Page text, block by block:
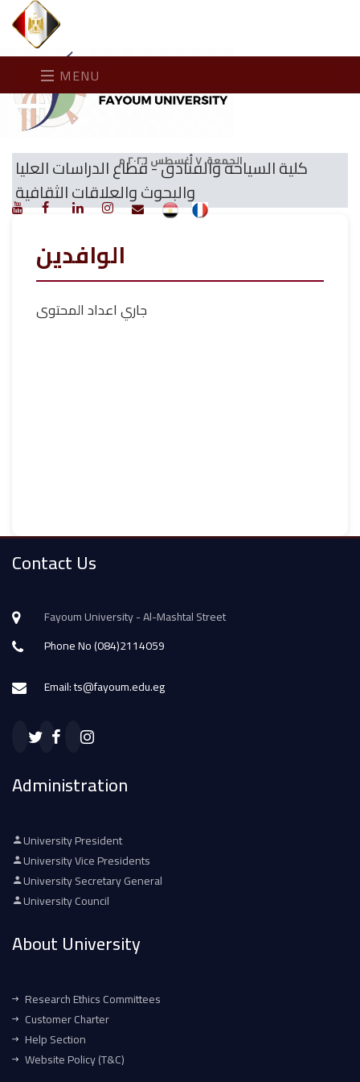
الجمعة، ٧ أغسطس ٢٠٢٦ م
MENU
كلية السياحة والفنادق - قطاع الدراسات العليا
والبحوث والعلاقات الثقافية
الوافدين
جاري اعداد المحتوى
Contact Us
Fayoum University - Al-Mashtal Street
Phone No (084)2114059
Email: ts@fayoum.edu.eg
Administration
University President
University Vice Presidents
University Secretary General
University Council
About University
Research Ethics Committees
Customer Charter
Help Section
Website Policy (T&C)